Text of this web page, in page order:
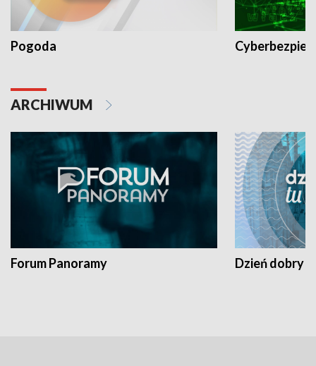
Pogoda
ARCHIWUM
Forum Panoramy Dzień dobry